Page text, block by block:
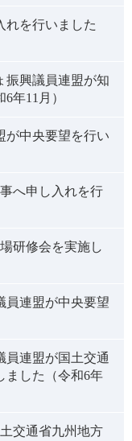
れを行いました
振興議員連盟が知
年11月）
が中央要望を行い
へ申し入れを行
研修会を実施し
員連盟が中央要望
員連盟が国土交通
ました（令和6年
交通省九州地方